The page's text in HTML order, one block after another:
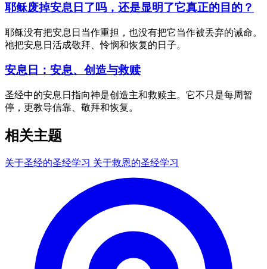
耶稣废掉安息日了吗，还是显明了它真正的目的？
耶稣没有把安息日当作重担，也没有把它当作被丢弃的诫命。
祂把安息日活成敬拜、怜悯和恢复的日子。
安息日：安息、创造与救赎
圣经中的安息日指向神是创造主和救赎主。它不只是每周暂
停，更教导信靠、敬拜和恢复。
相关主题
关于圣经的圣经学习 关于救恩的圣经学习